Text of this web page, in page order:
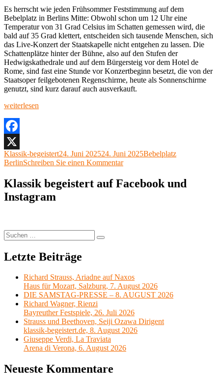
Es herrscht wie jeden Frühsommer Feststimmung auf dem
Bebelplatz in Berlins Mitte: Obwohl schon um 12 Uhr eine
Temperatur von 31 Grad Celsius im Schatten gemessen wird, die
bald auf 35 Grad klettert, entscheiden sich tausende Menschen, sich
das Live-Konzert der Staatskapelle nicht entgehen zu lassen. Die
Schattenplätze hinter der Bühne, also auf den Stufen der
Hedwigskathedrale und auf dem Bürgersteig vor dem Hotel de
Rome, sind fast eine Stunde vor Konzertbeginn besetzt, die von der
Staatsoper feilgebotenen Regenschirme, heute als Sonnenschirme
genutzt, sind kurz darauf auch ausverkauft.
„Staatsoper
alle,
Thielemann
und
die
Staatskapelle
Berlin
Berlin,
22.
Juni
weiterlesen
Facebook
X
Autor
Klassik-begeistertVeröffentlicht
am
24. Juni 202524. Juni 2025Kategorien
Bebelplatz
BerlinSchreiben Sie einen Kommentarzu
alle,
2025
Klassik begeistert auf Facebook und
Instagram
Suchen
nach:
Suchen
Letzte Beiträge
Richard Strauss, Ariadne auf Naxos
Haus für Mozart, Salzburg, 7. August 2026
DIE SAMSTAG-PRESSE – 8. AUGUST 2026
Richard Wagner, Rienzi
Bayreuther Festspiele, 26. Juli 2026
Strauss und Beethoven, Seiji Ozawa Dirigent
klassik-begeistert.de, 8. August 2026
Giuseppe Verdi, La Traviata
Arena di Verona, 6. August 2026
Neueste Kommentare